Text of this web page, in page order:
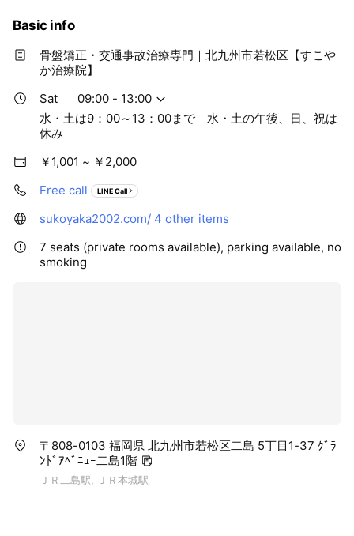
Basic info
骨盤矯正・交通事故治療専門｜北九州市若松区【すこや
か治療院】
Sat
09:00 - 13:00
水・土は9：00～13：00まで 水・土の午後、日、祝は
休み
￥1,001 ~ ￥2,000
Free call
LINE Call
sukoyaka2002.com/ 4 other items
7 seats (private rooms available), parking available, no
smoking
〒808-0103 福岡県 北九州市若松区二島 5丁目1-37 ｸﾞﾗ
ﾝﾄﾞｱﾍﾞﾆｭｰ二島1階
ＪＲ二島駅, ＪＲ本城駅